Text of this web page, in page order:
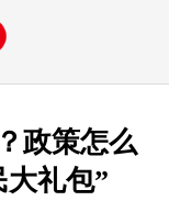
政策怎么
大礼包”